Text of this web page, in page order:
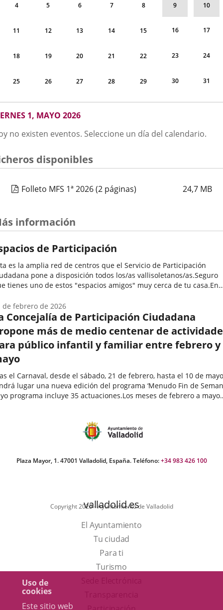
Uso de
cookies
Este sitio web
correspondiente
4 5 6 7 8 9 10
11 12 13 14 15 16 17
18 19 20 21 22 23 24
25 26 27 28 29 30 31
1, MAYO 2026
no existen eventos. Seleccione un día del calendario.
disponibles
Folleto MFS 1ª 2026 24,7 MB
(2 páginas)
información
de Participación
es la amplia red de centros que el Servicio de Participación
pone a disposición todos los/as vallisoletanos/as.Seguro
tienes uno de estos "espacios amigos" muy cerca de tu casa.En
Concejalía de Participación Ciudadana
más de medio centenar de
público infantil y familiar entre febrero y
el Carnaval, desde el sábado, 21 de febrero, hasta el 10 de
lugar una nueva edición del programa ‘Menudo Fin de
programa incluye 35 actuaciones.Los meses de febrero a mayo
de febrero de 2026
Plaza Mayor, 1. 47001 Valladolid, España. Teléfono:+34 983 426 100
Copyright 2025 - Ayuntamiento de Valladolid
valladolid.es
El Ayuntamiento
Tu ciudad
Para ti
TurismoEste